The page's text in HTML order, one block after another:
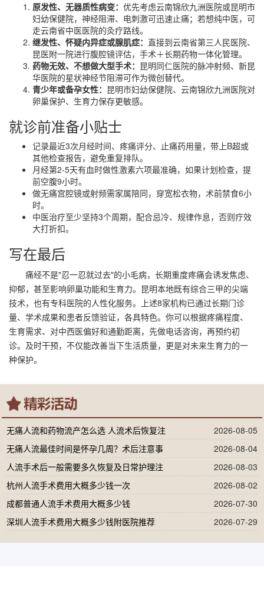
原发性、无器质性病变： 优先考虑云南锦欣九洲医院或昆明市
妇幼保健院，神经阻滞、电刺激可迅速止痛；若想纯中医，可
走云南省中医医院的灸疗路线。
继发性、怀疑内异症或腺肌症： 直接到云南省第三人民医院、
昆医附一院进行腹腔镜评估，手术＋长期药物一体化管理。
药物无效、不想做大型手术： 昆明同仁医院的脉冲射频、新昆
华医院的星状神经节阻滞可作为微创替代。
青少年或备孕女性： 昆明市妇幼保健院、云南锦欣九洲医院对
卵巢保护、生育力保存更敏感。
就诊前准备小贴士
记录最近3次月经时间、疼痛评分、止痛药用量，带上B超或
其他检查报告，避免重复排队。
月经第2-5天有血时做性激素六项最准确，如果计划检查，提
前空腹9小时。
做无痛宫腔镜或射频需家属陪同，穿宽松衣物，术前禁食6小
时。
中医治疗至少坚持3个周期，配合忌冷、规律作息，否则疗效
大打折扣。
写在最后
痛经不是"忍一忍就过去"的小毛病，长期重度疼痛会诱发焦虑、
抑郁，甚至影响卵巢功能和生育力。昆明本地既有综合三甲的尖端
技术，也有专科医院的人性化服务。上述8家机构已通过长期门诊
量、学术成果和患者反馈验证，各具特色。你可以根据疼痛程度、
生育需求、对中西医偏好和通勤距离，先做电话咨询，再预约初
诊。及时干预，不仅能改善当下生活质量，更是对未来生育力的一
种保护。
无痛人流和药物流产怎么选 人流术后恢复注
2026-08-05
无痛人流最佳时间是怀孕几周？术后注意事
2026-08-04
人流手术后一般需要多久恢复及日常护理注
2026-08-03
杭州人流手术费用大概多少钱一次
2026-08-02
成都普通人流手术费用大概多少钱
2026-07-30
深圳人流手术费用大概多少钱附医院推荐
2026-07-29